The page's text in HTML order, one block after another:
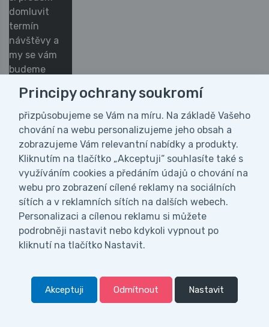
Vážení zákazníci, z důvodu čerpání
celozávodní dovolené bude naše firma ve
dnech od 27.7. do 9.8.2026 uzavřena. V
tomto období nebudeme vyřizovat ani
odesílat objednávky. Všechny objednávky
přijaté během naší dovolené začneme
postupně expedovat ihned po našem návratu
domluvit
termín
návštěvy a
my se vám
budeme
věnovat. ???
Otevřeno
máme od
pondělí do
pátku od 7:00
do 15:00 a
najdete nás v
Boskovicích.
?? Chcete si
prohlédnout
konkrétní šicí
na našem e-
shopu
Principy ochrany soukromí
přizpůsobujeme se Vám na míru. Na základě Vašeho
chování na webu personalizujeme jeho obsah a
zobrazujeme Vám relevantní nabídky a produkty.
Kliknutím na tlačítko „Akceptuji“ souhlasíte také s
využíváním cookies a předáním údajů o chování na
webu pro zobrazení cílené reklamy na sociálních
sítích a v reklamních sítích na dalších webech.
Personalizaci a cílenou reklamu si můžete
podrobněji nastavit nebo kdykoli vypnout po
kliknutí na tlačítko Nastavit.
Akceptuji Odmítnout Nastavit